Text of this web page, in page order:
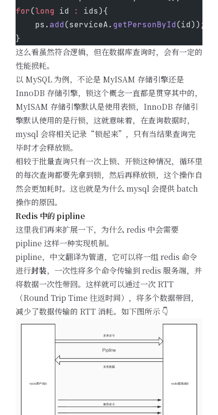
for(long id :
ids){
	ps.
add(serviceA. getPersonById(id));
}
这么看虽然符合逻辑，但在数据库查询时，会有一定的
性能损耗。
以 MySQL 为例，不论是 MyISAM 存储引擎还是
InnoDB 存储引擎，锁这个概念一直都是贯穿其中的，
MyISAM 存储引擎默认是使用表锁，InnoDB 存储引
擎默认使用的是行锁，这就意味着，在查询数据时，
mysql 会将相关记录“锁起来”，只有当结果查询完
毕时才会释放锁。
相较于批量查询只有一次上锁、开锁这种情况，循环里
的每次查询都要先拿到锁，然后再释放锁，这个操作自
然会更加耗时。这也就是为什么 mysql 会提供 batch
操作的原因。
Redis 中的 pipline
这里我们再来扩展一下，为什么 redis 中会需要
pipline 这样一种实现机制。
pipline，中文翻译为管道，它可以将一组 redis 命令
进行封装，一次性将多个命令传输到 redis 服务端，并
将数据一次性带回。这样就可以通过一次 RTT
（Round Trip Time 往返时间），将多个数据带回，
减少了数据传输的 RTT 消耗。如下图所示 👇